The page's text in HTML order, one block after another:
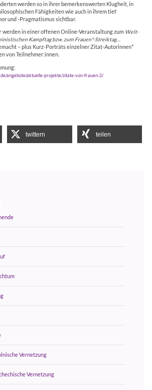
werden so in ihrer bemerkenswerten Klugheit, in
Fähigkeiten wie auch in ihrem tief
und -Pragmatismus sichtbar.
werden in einer offenen Online-Veranstaltung zum Welt-
Kampftag bzw. zum Frauen*-Streiktag…
– plus Kurz-Porträts einzelner Zitat-Autorinnen*
von Teilnehmer:innen.
angebote/aktuelle-projekte/zitate-von-frauen-2/
twittern teilen
Vernetzung
Vernetzung